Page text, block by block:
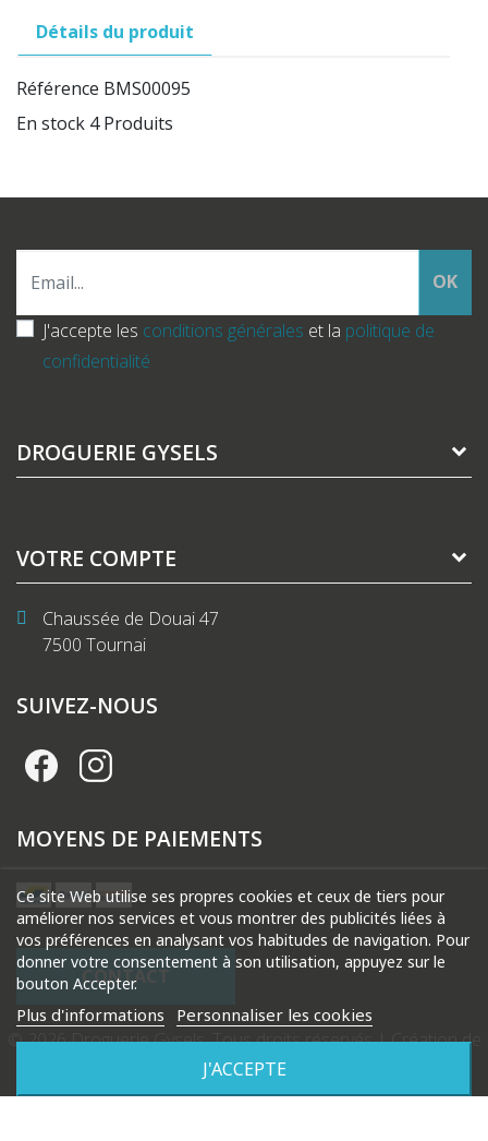
Détails du produit
Référence BMS00095
En stock 4 Produits
OK
J'accepte les conditions générales et la politique de
confidentialité
DROGUERIE GYSELS
VOTRE COMPTE
Chaussée de Douai 47
7500 Tournai
Ce site Web utilise ses propres cookies et ceux de tiers pour
améliorer nos services et vous montrer des publicités liées à
vos préférences en analysant vos habitudes de navigation. Pour
donner votre consentement à son utilisation, appuyez sur le
bouton Accepter.
Plus d'informations Personnaliser les cookies
J'ACCEPTE
SUIVEZ-NOUS
MOYENS DE PAIEMENTS
CONTACT
© 2026 Droguerie Gysels. Tous droits réservés |Création de
site internet Produweb™